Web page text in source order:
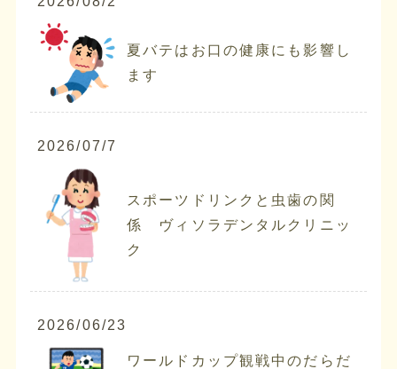
夏バテはお口の健康にも影響し
ます
2026/07/7
スポーツドリンクと虫歯の関
係 ヴィソラデンタルクリニッ
ク
2026/06/23
ワールドカップ観戦中のだらだ